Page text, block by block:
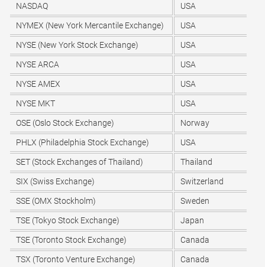
NASDAQ USA
NYMEX (New York Mercantile Exchange) USA
NYSE (New York Stock Exchange) USA
NYSE ARCA USA
NYSE AMEX USA
NYSE MKT USA
OSE (Oslo Stock Exchange) Norway
PHLX (Philadelphia Stock Exchange) USA
SET (Stock Exchanges of Thailand) Thailand
SIX (Swiss Exchange) Switzerland
SSE (OMX Stockholm) Sweden
TSE (Tokyo Stock Exchange) Japan
TSE (Toronto Stock Exchange) Canada
TSX (Toronto Venture Exchange) Canada